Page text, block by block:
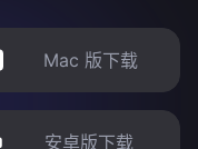
Mac 版下载
安卓版下载